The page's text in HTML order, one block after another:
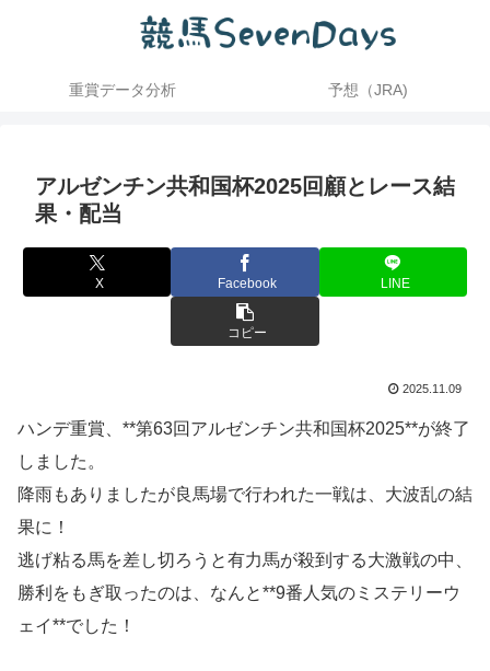
重賞データ分析 予想（JRA)
アルゼンチン共和国杯2025回顧とレース結
果・配当
X Facebook LINE
コピー
2025.11.09
ハンデ重賞、**第63回アルゼンチン共和国杯2025**が終了
しました。
降雨もありましたが良馬場で行われた一戦は、大波乱の結
果に！
逃げ粘る馬を差し切ろうと有力馬が殺到する大激戦の中、
勝利をもぎ取ったのは、なんと**9番人気のミステリーウ
ェイ**でした！